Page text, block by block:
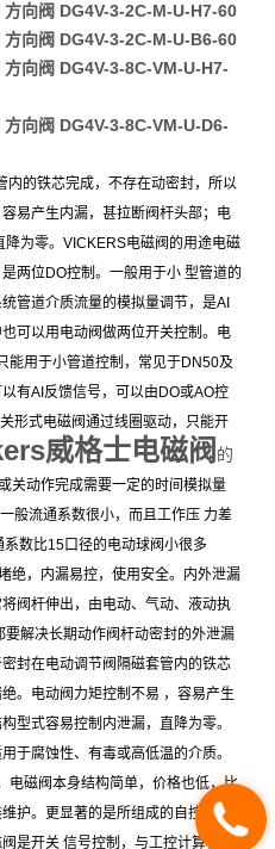
向阀 DG4V-3-2C-M-U-H7-60
向阀 DG4V-3-2C-M-U-B6-60
向阀 DG4V-3-8C-VM-U-H7-
向阀 DG4V-3-8C-VM-U-D6-
内的铁芯完成，不存在动密封，所以
易产生内漏，甚拉断阀杆头部；电
为零。VICKERS电磁阀的用途电磁
两位DO控制。一般用于小 型管道的
管道介质流量的模拟量调节，是AI
可以用电动阀做两位开关控制。电
能用于小管道控制，常见于DN50及
有AI反馈信号，可以由DO或AO控
形式电磁阀通过线圈驱动，只能开
威格士电磁阀 的
关动作完成需要一定的时间模拟量
般流通系数很小，而且工作压 力差
数比15口径的电动球阀小很多
绝，内漏易控，使用安全。内外泄漏
阀杆伸出，由电动、气动、液动执
解决长期动作阀杆动密封的外泄漏
封在电动调节阀隔磁套管内的铁芯
。电动阀力矩控制不易 ，容易产生
型式容易控制内泄漏，直降为零。
于腐蚀性、有毒或高低温的介质。
电磁阀本身结构简单，价格也低，比
护。更显著的是所组成的自控系统
是开关 信号控制，与工控计算机连